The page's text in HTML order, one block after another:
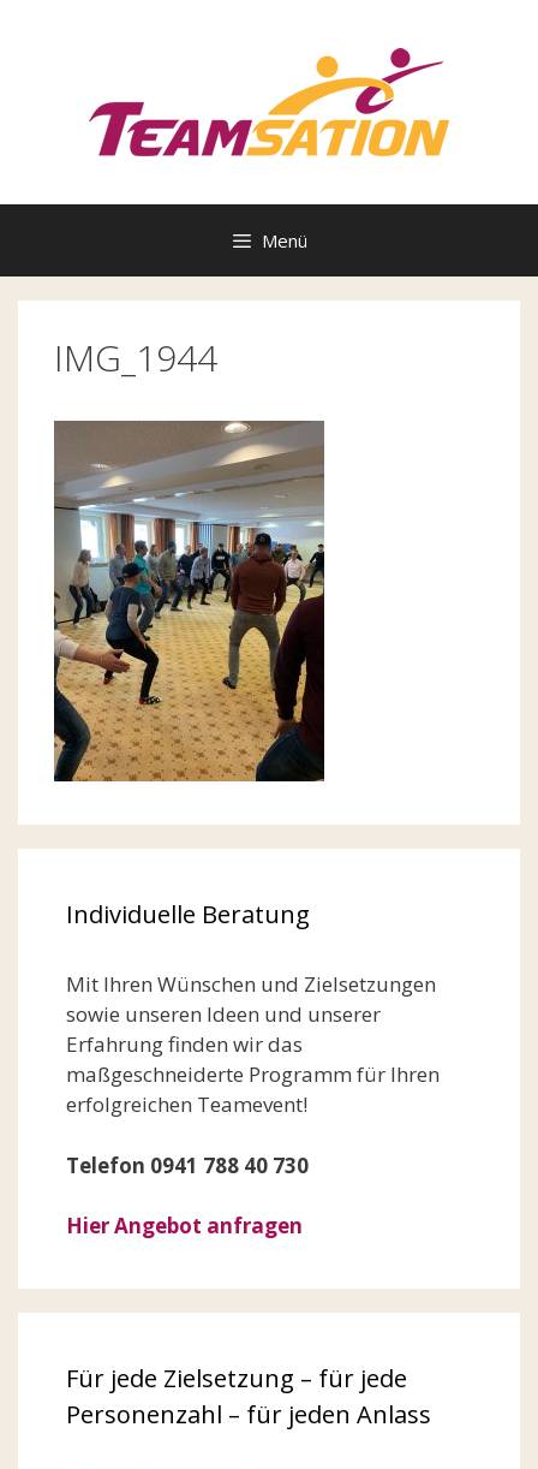
Menü
IMG_1944
Individuelle Beratung
Mit Ihren Wünschen und Zielsetzungen
sowie unseren Ideen und unserer
Erfahrung finden wir das
maßgeschneiderte Programm für Ihren
erfolgreichen Teamevent!
Telefon 0941 788 40 730
Hier Angebot anfragen
Für jede Zielsetzung – für jede
Personenzahl – für jeden Anlass